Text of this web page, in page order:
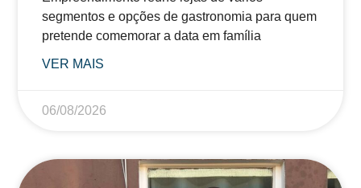
segmentos e opções de gastronomia para quem
pretende comemorar a data em família
VER MAIS
06/08/2026